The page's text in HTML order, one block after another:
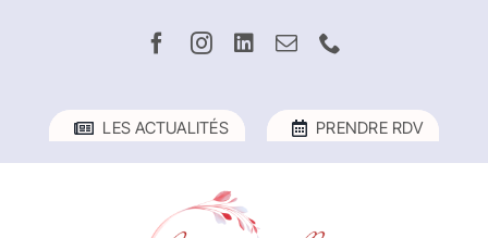
LES ACTUALITÉS PRENDRE RDV